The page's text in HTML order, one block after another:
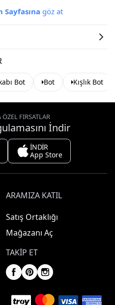
Sayfasına göz at
Bot Bot Kışlık Bot
FIRSATLAR
İndir
İNDİR
App Store
ARAMIZA KATIL
Satış Ortaklığı
Mağazanı Aç
TAKIP ET